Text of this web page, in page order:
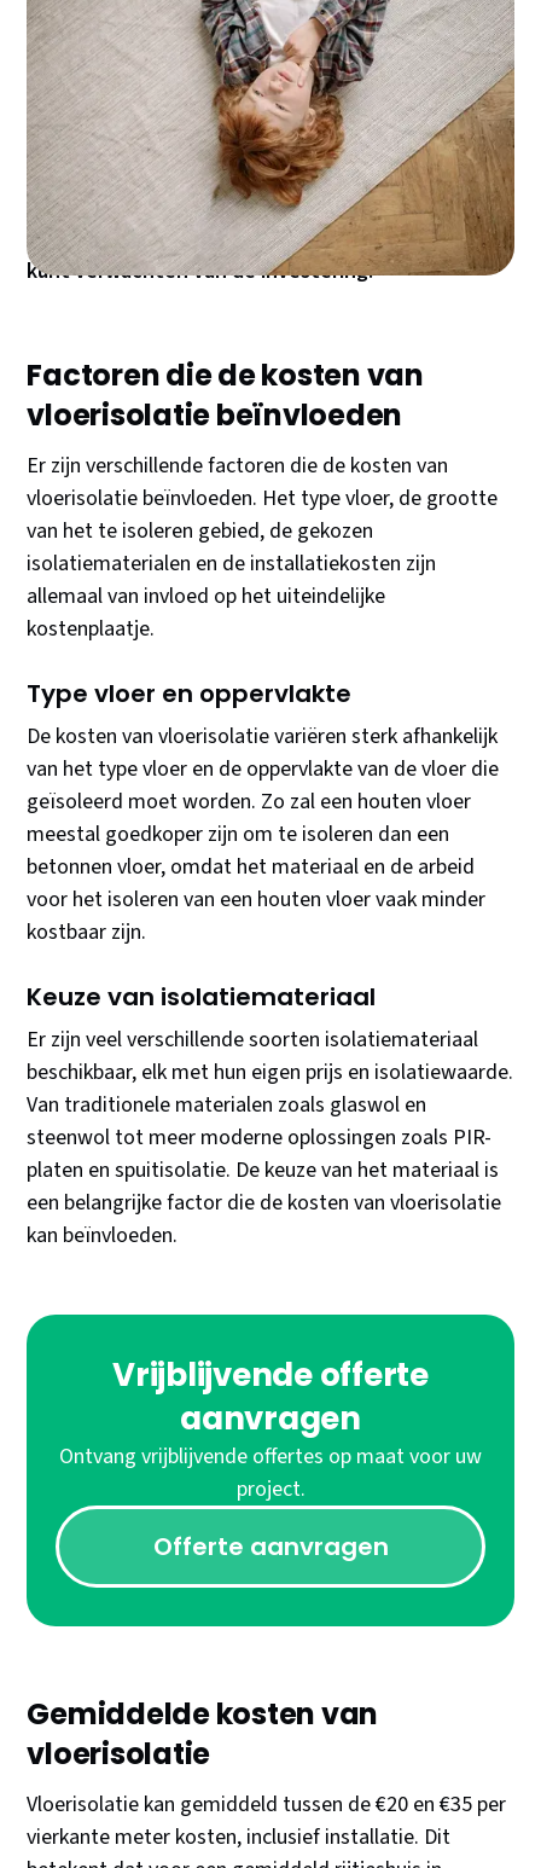
Vloerisolatie is een essentiële maatregel voor het
verbeteren van de energie-efficiëntie van je
woning. Terwijl de voordelen duidelijk zijn, zoals
comfortverbetering en energiebesparing, rijst er
een belangrijke vraag: wat zijn de kosten van
vloerisolatie? In deze blog nemen we je mee in de
wereld van vloerisolatie en leggen we uit wat je
kunt verwachten van de investering.
Factoren die de kosten van
vloerisolatie beïnvloeden
Er zijn verschillende factoren die de kosten van
vloerisolatie beïnvloeden. Het type vloer, de grootte
van het te isoleren gebied, de gekozen
isolatiematerialen en de installatiekosten zijn
allemaal van invloed op het uiteindelijke
kostenplaatje.
Type vloer en oppervlakte
De kosten van vloerisolatie variëren sterk afhankelijk
van het type vloer en de oppervlakte van de vloer die
geïsoleerd moet worden. Zo zal een houten vloer
meestal goedkoper zijn om te isoleren dan een
betonnen vloer, omdat het materiaal en de arbeid
voor het isoleren van een houten vloer vaak minder
kostbaar zijn.
Keuze van isolatiemateriaal
Er zijn veel verschillende soorten isolatiemateriaal
beschikbaar, elk met hun eigen prijs en isolatiewaarde.
Van traditionele materialen zoals glaswol en
steenwol tot meer moderne oplossingen zoals PIR-
platen en spuitisolatie. De keuze van het materiaal is
een belangrijke factor die de kosten van vloerisolatie
kan beïnvloeden.
Vrijblijvende offerte
aanvragen
Ontvang vrijblijvende offertes op maat voor uw
project.
Offerte aanvragen
Gemiddelde kosten van
vloerisolatie
Vloerisolatie kan gemiddeld tussen de €20 en €35 per
vierkante meter kosten, inclusief installatie. Dit